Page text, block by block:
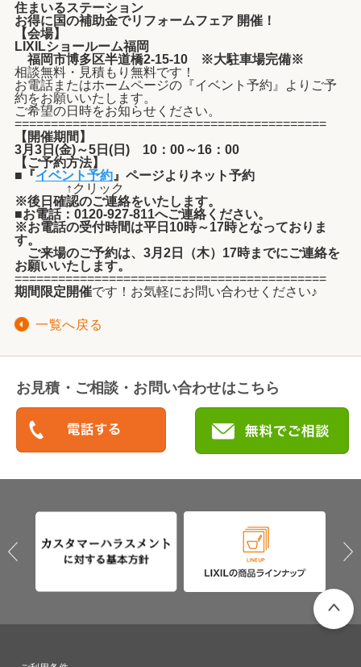
住まいるステーション
お得に国の補助金でリフォームフェア 開催！
【会場】
LIXILショールーム福岡
福岡市博多区半道橋2-15-10 ※大駐車場完備※
相談無料・見積もり無料です！
お電話またはホームページの『イベント予約』よりご予
約をお願いいたします。
ご希望の日時をお知らせください。
===========================================
【開催期間】
3月3日(金)～5日(日) 10：00～16：00
【ご予約方法】
■『イベント予約 』ページよりネット予約
↑クリック
※後日確認のご連絡をいたします。
■お電話：0120-927-811へご連絡ください。
※お電話の受付時間は平日10時～17時となっておりま
す。
ご来場のご予約は、3月2日（木）17時までにご連絡を
お願いいたします。
===========================================
期間限定開催です！お気軽にお問い合わせください♪
一覧へ戻る
お見積・ご相談・お問い合わせはこちら